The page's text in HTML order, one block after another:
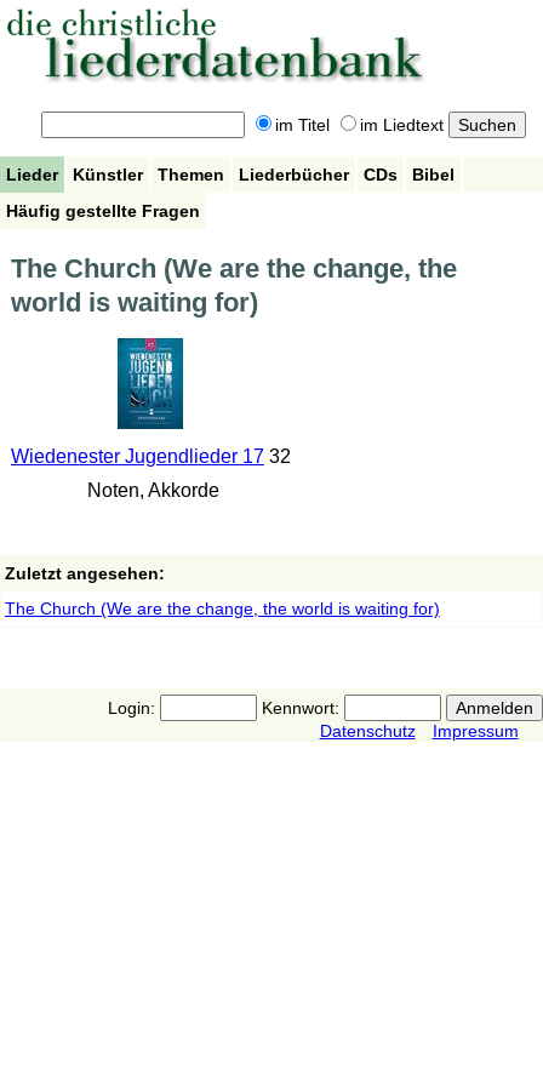
im Titel im Liedtext
Lieder Künstler Themen Liederbücher CDs
Bibel
Häufig gestellte Fragen
The Church (We are the change, the
world is waiting for)
Wiedenester Jugendlieder 1732
Noten, Akkorde
Zuletzt angesehen:
The Church (We are the change, the world is waiting for)
Login:
Kennwort:
Datenschutz
Impressum